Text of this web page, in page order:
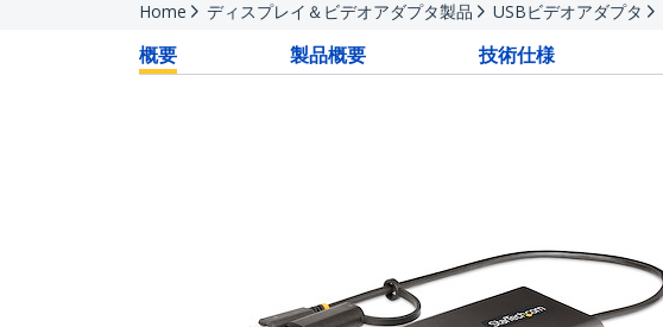
Home ディスプレイ＆ビデオアダプタ製品 USBビデオアダプタ
概要 製品概要 技術仕様